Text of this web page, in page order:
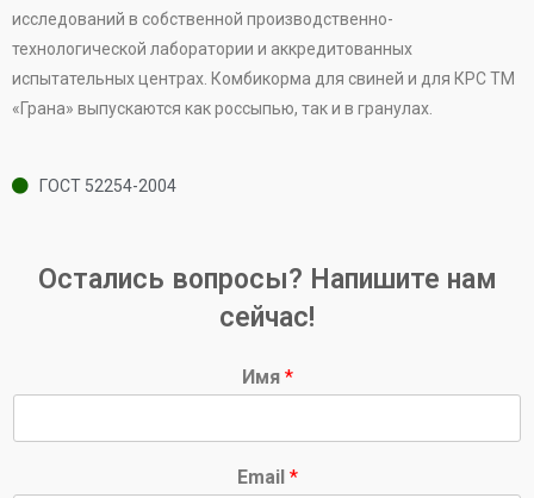
исследований в собственной производственно-
технологической лаборатории и аккредитованных
испытательных центрах. Комбикорма для свиней и для КРС ТМ
«Грана» выпускаются как россыпью, так и в гранулах.
ГОСТ 52254-2004
Остались вопросы? Напишите нам
сейчас!
Имя *
Email *